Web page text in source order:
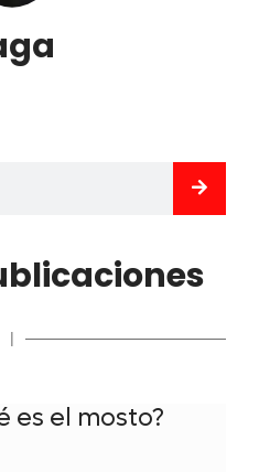
|
es el mosto?